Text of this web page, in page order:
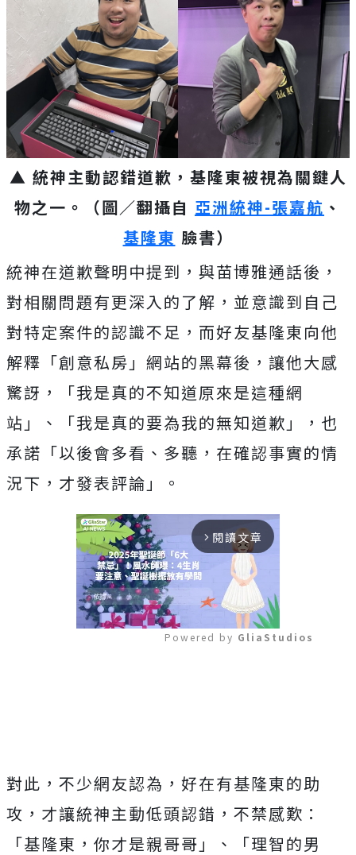
▲ 統神主動認錯道歉，基隆東被視為關鍵人
物之一。（圖／翻攝自 亞洲統神-張嘉航 、
基隆東 臉書）
統神在道歉聲明中提到，與苗博雅通話後，
對相關問題有更深入的了解，並意識到自己
對特定案件的認識不足，而好友基隆東向他
解釋「創意私房」網站的黑幕後，讓他大感
驚訝，「我是真的不知道原來是這種網
站」、「我是真的要為我的無知道歉」，也
承諾「以後會多看、多聽，在確認事實的情
況下，才發表評論」。
arrow_forward_ios 閱讀文章
Powered by GliaStudios
對此，不少網友認為，好在有基隆東的助
攻，才讓統神主動低頭認錯，不禁感歎：
「基隆東，你才是親哥哥」、「理智的男